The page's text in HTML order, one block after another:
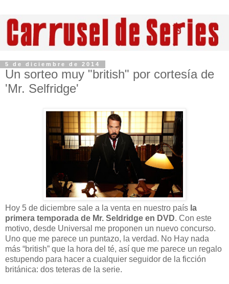
5 de diciembre de 2014
Un sorteo muy "british" por cortesía de
'Mr. Selfridge'
Hoy 5 de diciembre sale a la venta en nuestro país la
primera temporada de Mr. Seldridge en DVD. Con este
motivo, desde Universal me proponen un nuevo concurso.
Uno que me parece un puntazo, la verdad. No Hay nada
más “british” que la hora del té, así que me parece un regalo
estupendo para hacer a cualquier seguidor de la ficción
británica: dos teteras de la serie.